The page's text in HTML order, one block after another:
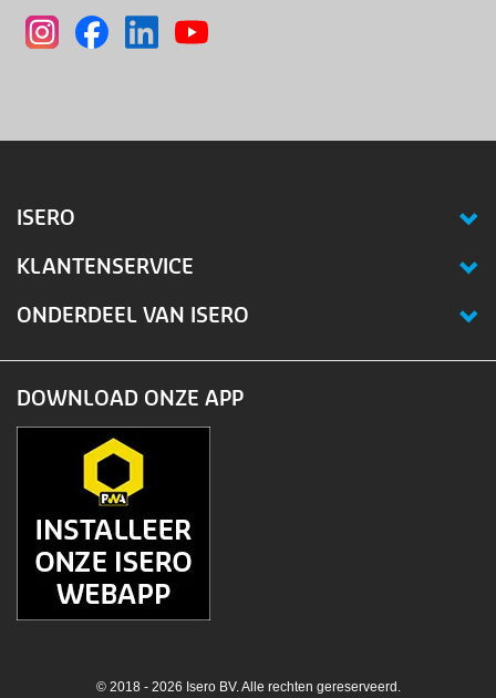
ISERO
KLANTENSERVICE
ONDERDEEL VAN ISERO
DOWNLOAD ONZE APP
© 2018 - 2026 Isero BV. Alle rechten gereserveerd.